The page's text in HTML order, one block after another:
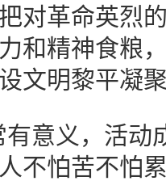
对革命英烈
和精神食粮
文明黎平凝
有意义，活
不怕苦不怕